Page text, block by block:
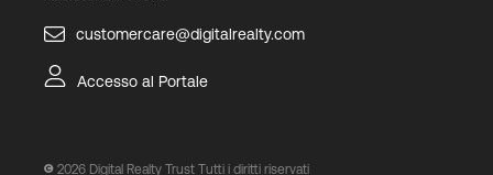
customercare@digitalrealty.com
Accesso al Portale
2026 Digital Realty Trust Tutti i diritti riservati